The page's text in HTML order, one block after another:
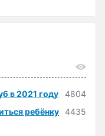
в 2021 году
4804
ребёнку 4435